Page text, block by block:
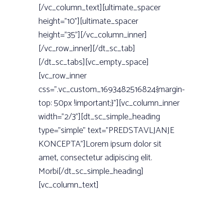
[/vc_column_text][ultimate_spacer
height=”10”][ultimate_spacer
height=”35”][/vc_column_inner]
[/vc_row_inner][/dt_sc_tab]
[/dt_sc_tabs][vc_empty_space]
[vc_row_inner
css=”.vc_custom_1693482516824{margin-
top: 50px !important;}”][vc_column_inner
width=”2/3”][dt_sc_simple_heading
type=”simple” text=”PREDSTAVLJANJE
KONCEPTA”]Lorem ipsum dolor sit
amet, consectetur adipiscing elit.
Morbi[/dt_sc_simple_heading]
[vc_column_text]